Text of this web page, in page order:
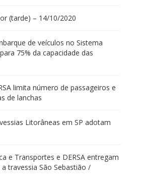
(tarde) – 14/10/2020
de veículos no Sistema
75% da capacidade das
limita número de passageiros e
de lanchas
Litorâneas em SP adotam
e Transportes e DERSA entregam
travessia São Sebastião /